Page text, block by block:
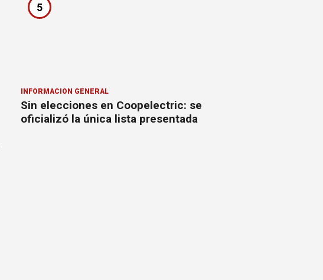
5
INFORMACION GENERAL
Sin elecciones en Coopelectric: se
oficializó la única lista presentada